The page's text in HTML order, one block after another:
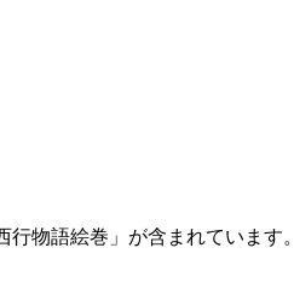
物語絵巻」が含まれています。